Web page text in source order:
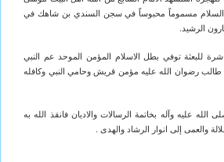
السلام مسموماً محبوساً في سجن السندي بن شاهك في
الرشيد.
للبعثة توفي بطل الاسلام المؤمن الموحد عم النبي
طالب رضوان الله عليه مؤمن قريش وحامي النبي وكافله
الله عليه وآله بخاتمة الرسالات والاديان فانقذ الله به
والعمى إلى انوار الرشاد والهدى .